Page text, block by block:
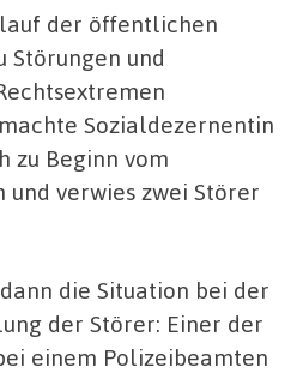
der öffentlichen
Störungen und
Sozialdezernentin
zu Beginn vom
und verwies zwei Störer
die Situation bei der
der Störer: Einer der
einem Polizeibeamten